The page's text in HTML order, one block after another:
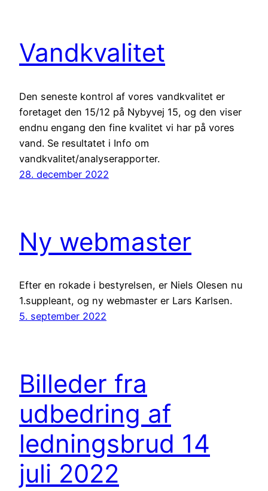
Vandkvalitet
Den seneste kontrol af vores vandkvalitet er
foretaget den 15/12 på Nybyvej 15, og den viser
endnu engang den fine kvalitet vi har på vores
vand. Se resultatet i Info om
vandkvalitet/analyserapporter.
28. december 2022
Ny webmaster
Efter en rokade i bestyrelsen, er Niels Olesen nu
1.suppleant, og ny webmaster er Lars Karlsen.
5. september 2022
Billeder fra
udbedring af
ledningsbrud 14
juli 2022